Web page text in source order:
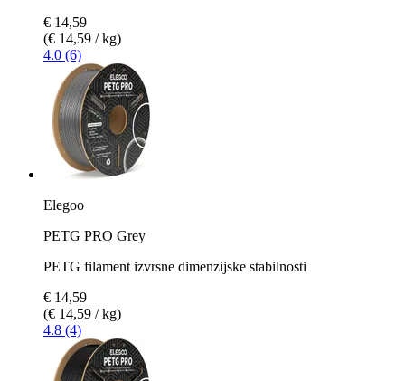
€ 14,59
(€ 14,59 / kg)
4.0 (6)
Elegoo
PETG PRO Grey
PETG filament izvrsne dimenzijske stabilnosti
€ 14,59
(€ 14,59 / kg)
4.8 (4)